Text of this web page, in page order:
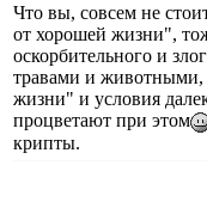
Что вы, совсем не
от хорошей жизни",
оскорбительного и
травами и животными,
жизни" и условия
процветают при этом
крипты.